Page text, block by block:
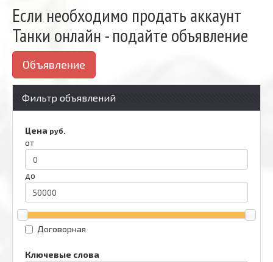
Если необходимо продать аккаунт
Танки онлайн - подайте объявление
Объявление
Фильтр объявлений
Цена руб.
от
до
Договорная
Ключевые слова